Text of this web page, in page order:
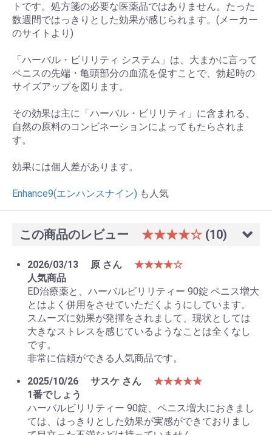
トです。処方箋の必要な医薬品ではありません。たった
数週間ではっきりとした効果が感じられます。(メーカー
のサイトより)
「ハーバル・ビリリティ システム」は、大まかに言って
ペニスの先端・亀頭部分の血流を促すことで、勃起時の
サイズアップを図ります。
その効果は主に「ハーバル・ビリリティ」に含まれる、
自然の原料のコンビネーションによってもたらされま
す。
効果には個人差があります。
Enhance9(エンハンスナイン) も人気
この商品のレビュー ★★★★☆ (10)
2026/03/13 原 さん
★★★★☆
人気商品
ED治療薬と、ハーバルビリリティー 90錠 ペニス増大
とはよく併用をさせていただくようにしています。
スムーズに効果が発揮をされまして、現状としては
大きなストレスを感じているようなことは全くなし
です。
非常に信頼ができる人気商品です。
2025/10/26
サスケ さん
★★★★★
1番でしょう
ハーバルビリリティー 90錠、ペニス増大におきまし
ては、はっきりとした効果が実感ができておりまし